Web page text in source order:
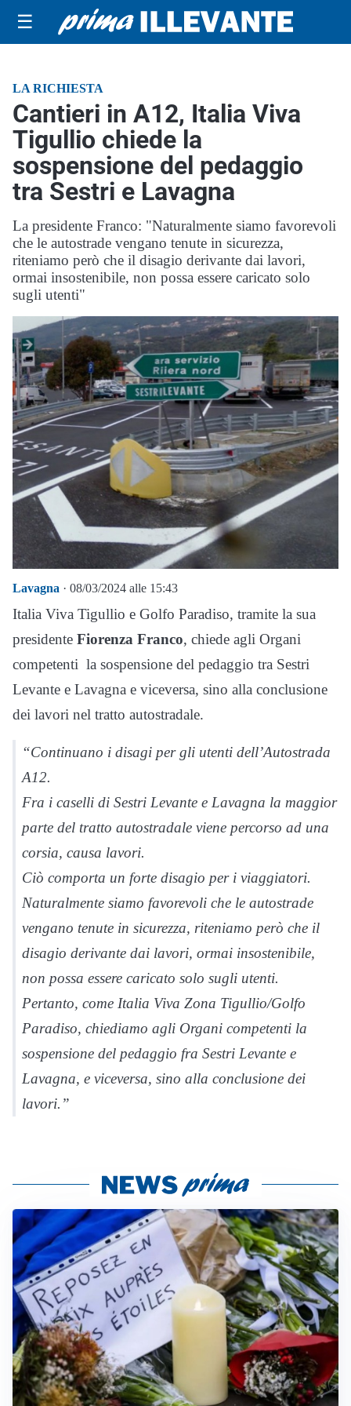
☰
LA RICHIESTA
Cantieri in A12, Italia Viva
Tigullio chiede la
sospensione del pedaggio
tra Sestri e Lavagna
La presidente Franco: "Naturalmente siamo favorevoli
che le autostrade vengano tenute in sicurezza,
riteniamo però che il disagio derivante dai lavori,
ormai insostenibile, non possa essere caricato solo
sugli utenti"
Lavagna · 08/03/2024 alle 15:43
Italia Viva Tigullio e Golfo Paradiso, tramite la sua
presidente Fiorenza Franco, chiede agli Organi
competenti la sospensione del pedaggio tra Sestri
Levante e Lavagna e viceversa, sino alla conclusione
dei lavori nel tratto autostradale.
“Continuano i disagi per gli utenti dell’Autostrada
A12.
Fra i caselli di Sestri Levante e Lavagna la maggior
parte del tratto autostradale viene percorso ad una
corsia, causa lavori.
Ciò comporta un forte disagio per i viaggiatori.
Naturalmente siamo favorevoli che le autostrade
vengano tenute in sicurezza, riteniamo però che il
disagio derivante dai lavori, ormai insostenibile,
non possa essere caricato solo sugli utenti.
Pertanto, come Italia Viva Zona Tigullio/Golfo
Paradiso, chiediamo agli Organi competenti la
sospensione del pedaggio fra Sestri Levante e
Lavagna, e viceversa, sino alla conclusione dei
lavori.”